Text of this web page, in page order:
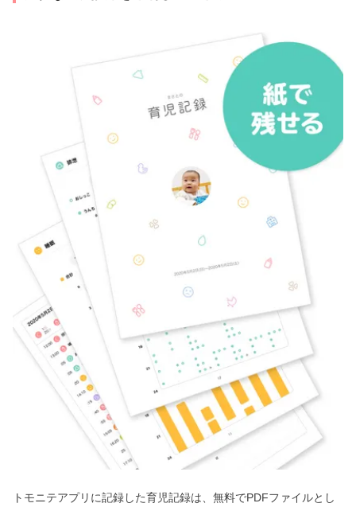
トモニテアプリに記録した育児記録は、無料でPDFファイルとし